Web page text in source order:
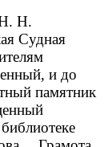
Н. Н.
Судная
и до
памятник